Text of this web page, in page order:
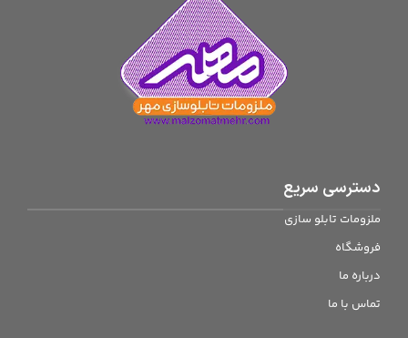
دسترسی سریع
ملزومات تابلو سازی
فروشگاه
درباره ما
تماس با ما